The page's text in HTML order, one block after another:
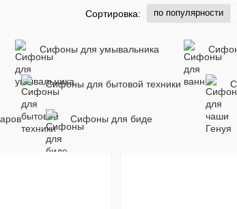
Сортировка: по популярности
Сифоны для умывальника
Сифоны для бытовой техники
Сифоны для биде